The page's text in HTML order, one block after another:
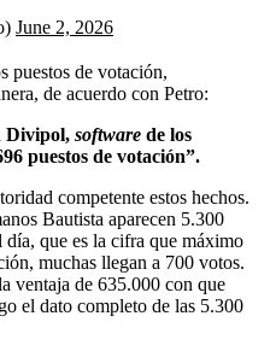
June 2, 2026
puestos de votación,
de acuerdo con Petro:
Divipol, software de los
puestos de votación”.
competente estos hechos.
Bautista aparecen 5.300
día, que es la cifra que máximo
muchas llegan a 700 votos.
ventaja de 635.000 con que
el dato completo de las 5.300